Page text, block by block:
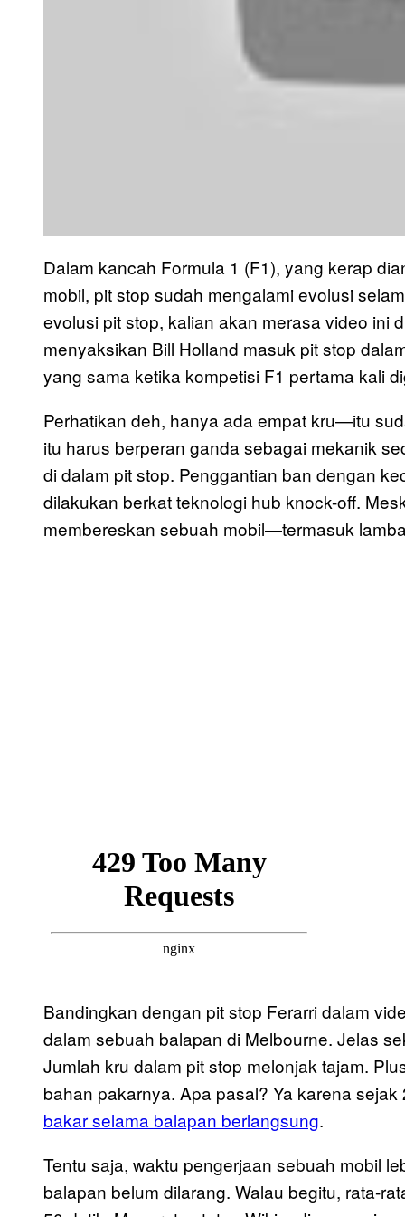
Dalam kancah Formula 1 (F1), yang kerap
mobil, pit stop sudah mengalami evolusi
evolusi pit stop, kalian akan merasa video ini
menyaksikan Bill Holland masuk pit stop
yang sama ketika kompetisi F1 pertama kali
Perhatikan deh, hanya ada empat kru—itu
itu harus berperan ganda sebagai mekanik
di dalam pit stop. Penggantian ban dengan
dilakukan berkat teknologi hub knock-off.
membereskan sebuah mobil—termasuk
Bandingkan dengan pit stop Ferarri dalam
dalam sebuah balapan di Melbourne. Jelas
Jumlah kru dalam pit stop melonjak tajam.
bahan pakarnya. Apa pasal? Ya karena sejak
bakar selama balapan berlangsung.
Tentu saja, waktu pengerjaan sebuah mobil
balapan belum dilarang. Walau begitu, rata-